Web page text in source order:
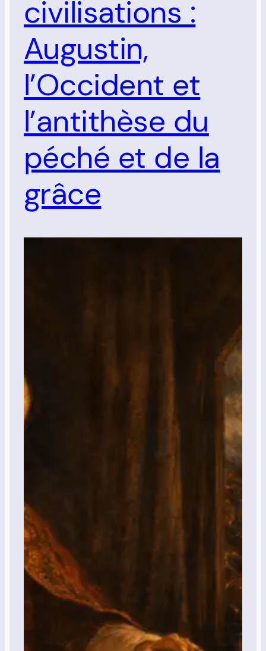
civilisations :
Augustin,
l’Occident et
l’antithèse du
péché et de la
grâce